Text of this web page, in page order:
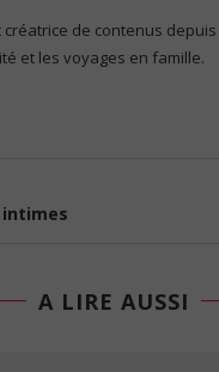
de contenus
et les voyages en famille.
intimes
A LIRE AUSSI